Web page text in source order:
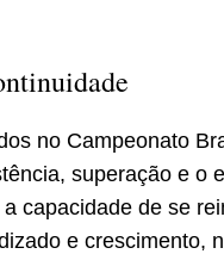
no Campeonato
superação e o
capacidade de se
e crescimento,